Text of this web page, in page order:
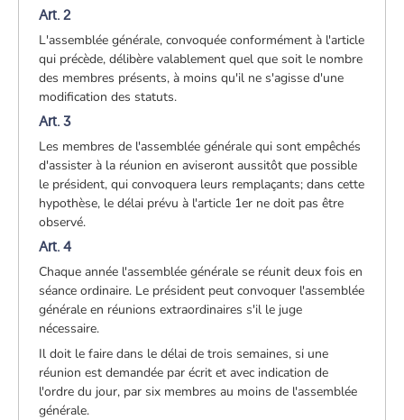
Art. 2
L'assemblée générale, convoquée conformément à l'article
qui précède, délibère valablement quel que soit le nombre
des membres présents, à moins qu'il ne s'agisse d'une
modification des statuts.
Art. 3
Les membres de l'assemblée générale qui sont empêchés
d'assister à la réunion en aviseront aussitôt que possible
le président, qui convoquera leurs remplaçants; dans cette
hypothèse, le délai prévu à l'article 1er ne doit pas être
observé.
Art. 4
Chaque année l'assemblée générale se réunit deux fois en
séance ordinaire. Le président peut convoquer l'assemblée
générale en réunions extraordinaires s'il le juge
nécessaire.
Il doit le faire dans le délai de trois semaines, si une
réunion est demandée par écrit et avec indication de
l'ordre du jour, par six membres au moins de l'assemblée
générale.